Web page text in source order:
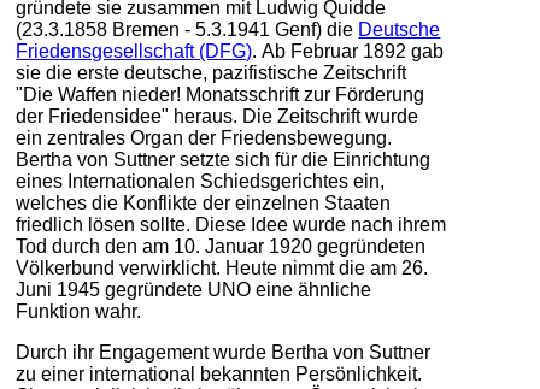
gründete sie zusammen mit Ludwig Quidde
(23.3.1858 Bremen - 5.3.1941 Genf) die Deutsche
Friedensgesellschaft (DFG). Ab Februar 1892 gab
sie die erste deutsche, pazifistische Zeitschrift
"Die Waffen nieder! Monatsschrift zur Förderung
der Friedensidee" heraus. Die Zeitschrift wurde
ein zentrales Organ der Friedensbewegung.
Bertha von Suttner setzte sich für die Einrichtung
eines Internationalen Schiedsgerichtes ein,
welches die Konflikte der einzelnen Staaten
friedlich lösen sollte. Diese Idee wurde nach ihrem
Tod durch den am 10. Januar 1920 gegründeten
Völkerbund verwirklicht. Heute nimmt die am 26.
Juni 1945 gegründete UNO eine ähnliche
Funktion wahr.
Durch ihr Engagement wurde Bertha von Suttner
zu einer international bekannten Persönlichkeit.